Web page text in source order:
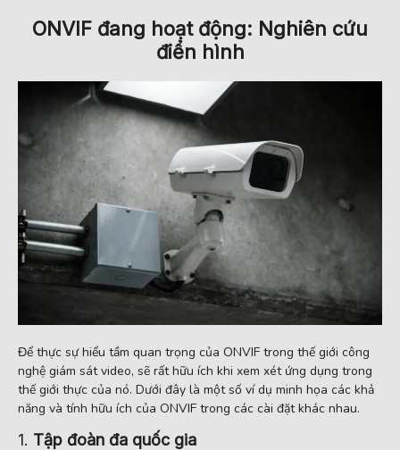
ONVIF đang hoạt động: Nghiên cứu
điển hình
Để thực sự hiểu tầm quan trọng của ONVIF trong thế giới công
nghệ giám sát video, sẽ rất hữu ích khi xem xét ứng dụng trong
thế giới thực của nó. Dưới đây là một số ví dụ minh họa các khả
năng và tính hữu ích của ONVIF trong các cài đặt khác nhau.
1. Tập đoàn đa quốc gia